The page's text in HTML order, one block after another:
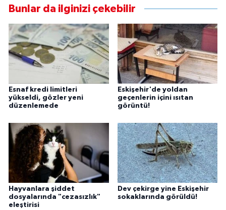
Bunlar da ilginizi çekebilir
Esnaf kredi limitleri
yükseldi, gözler yeni
düzenlemede
Eskişehir'de yoldan
geçenlerin içini ısıtan
görüntü!
Hayvanlara şiddet
dosyalarında "cezasızlık"
eleştirisi
Dev çekirge yine Eskişehir
sokaklarında görüldü!